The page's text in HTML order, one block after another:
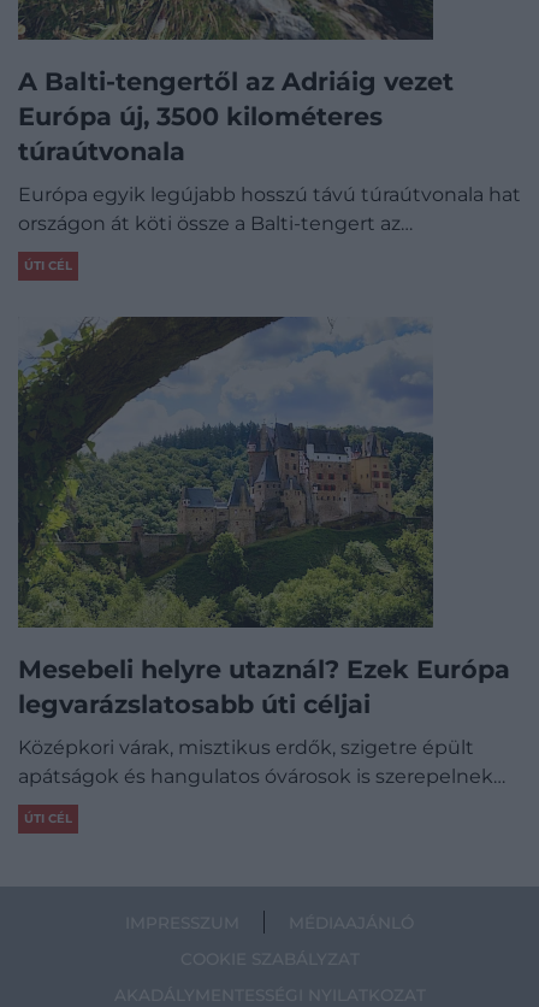
A Balti-tengertől az Adriáig vezet
Európa új, 3500 kilométeres
túraútvonala
Európa egyik legújabb hosszú távú túraútvonala hat
országon át köti össze a Balti-tengert az…
ÚTI CÉL
Mesebeli helyre utaznál? Ezek Európa
legvarázslatosabb úti céljai
Középkori várak, misztikus erdők, szigetre épült
apátságok és hangulatos óvárosok is szerepelnek…
ÚTI CÉL